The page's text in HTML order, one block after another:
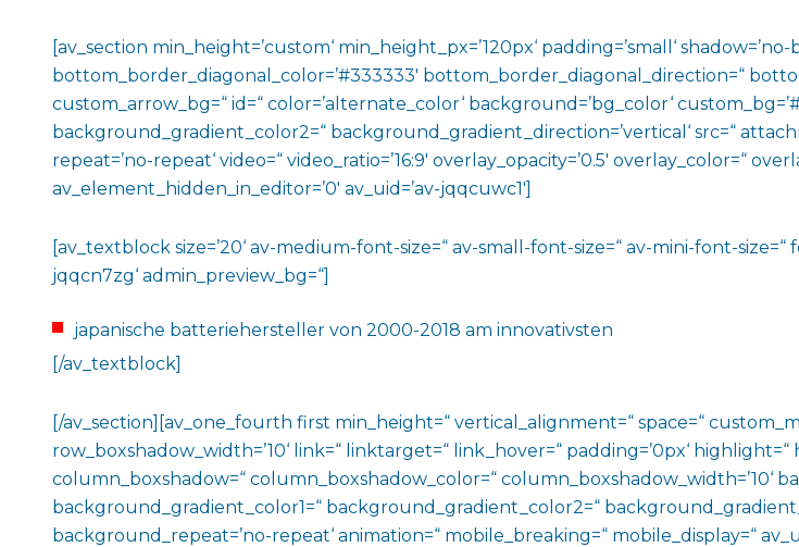
[av_section min_height=’custom‘ min_height_px=’120px‘ padding=’small‘
bottom_border_diagonal_color=’#333333′ bottom_border_diagonal_direction=“
custom_arrow_bg=“ id=“ color=’alternate_color‘ background=’bg_color‘
background_gradient_color2=“ background_gradient_direction=’vertical‘ src=“
repeat=’no-repeat‘ video=“ video_ratio=’16:9′ overlay_opacity=’0.5′ overlay_color=“
av_element_hidden_in_editor=’0′ av_uid=’av-jqqcuwc1′]
[av_textblock size=’20‘ av-medium-font-size=“ av-small-font-size=“ av-mini-font-size=“
jqqcn7zg‘ admin_preview_bg=“]
japanische batteriehersteller von 2000-2018 am innovativsten
[/av_textblock]
[/av_section][av_one_fourth first min_height=“ vertical_alignment=“ space=“
row_boxshadow_width=’10‘ link=“ linktarget=“ link_hover=“ padding=’0px‘
column_boxshadow=“ column_boxshadow_color=“ column_boxshadow_width=’10‘
background_gradient_color1=“ background_gradient_color2=“
background_repeat=’no-repeat‘ animation=“ mobile_breaking=“ mobile_display=“